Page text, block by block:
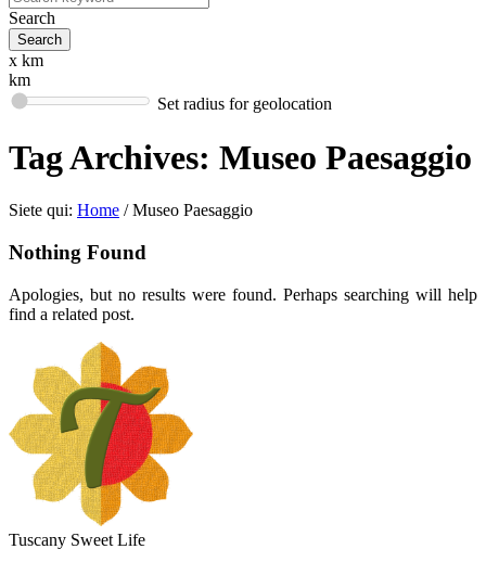
Search
x km
km
Set radius for geolocation
Tag Archives: Museo Paesaggio
Siete qui: Home / Museo Paesaggio
Nothing Found
Apologies, but no results were found. Perhaps searching will help
find a related post.
Tuscany Sweet Life